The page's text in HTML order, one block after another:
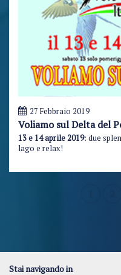
27 Febbraio 2019
Voliamo sul Delta del
13 e 14 aprile 2019: due
lago e relax!
Stai navigando in